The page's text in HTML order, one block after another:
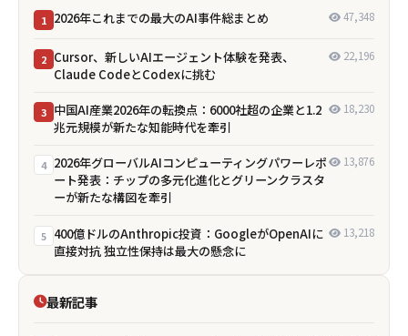
1 2026年これまでの最大のAI事件総まとめ 47,348
2 Cursor、新しいAIエージェント体験を発表、
Claude CodeとCodexに挑む
22,196
3 中国AI産業2026年の転換点：6000社超の企業と1.2
兆元規模が新たな知能時代を牽引
18,230
4 2026年グローバルAIコンピューティングパワーレポ
ート発表：チップの多元化進化とグリーンクラスタ
ーが新たな構図を牽引
13,876
5 400億ドルのAnthropic投資：GoogleがOpenAIに
直接対抗 独立性保持は最大の懸念に
13,218
最新記事